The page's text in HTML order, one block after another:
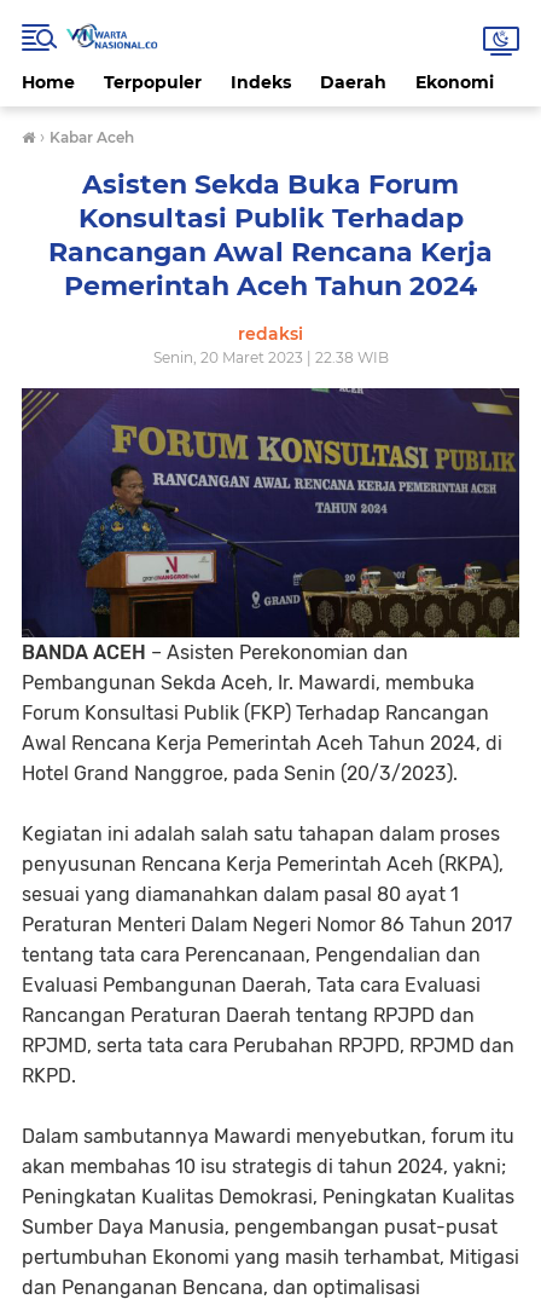
Home Terpopuler Indeks Daerah Ekonomi
› Kabar Aceh
Asisten Sekda Buka Forum
Konsultasi Publik Terhadap
Rancangan Awal Rencana Kerja
Pemerintah Aceh Tahun 2024
redaksi
Senin, 20 Maret 2023 | 22.38 WIB
BANDA ACEH – Asisten Perekonomian dan
Pembangunan Sekda Aceh, Ir. Mawardi, membuka
Forum Konsultasi Publik (FKP) Terhadap Rancangan
Awal Rencana Kerja Pemerintah Aceh Tahun 2024, di
Hotel Grand Nanggroe, pada Senin (20/3/2023).
Kegiatan ini adalah salah satu tahapan dalam proses
penyusunan Rencana Kerja Pemerintah Aceh (RKPA),
sesuai yang diamanahkan dalam pasal 80 ayat 1
Peraturan Menteri Dalam Negeri Nomor 86 Tahun 2017
tentang tata cara Perencanaan, Pengendalian dan
Evaluasi Pembangunan Daerah, Tata cara Evaluasi
Rancangan Peraturan Daerah tentang RPJPD dan
RPJMD, serta tata cara Perubahan RPJPD, RPJMD dan
RKPD.
Dalam sambutannya Mawardi menyebutkan, forum itu
akan membahas 10 isu strategis di tahun 2024, yakni;
Peningkatan Kualitas Demokrasi, Peningkatan Kualitas
Sumber Daya Manusia, pengembangan pusat-pusat
pertumbuhan Ekonomi yang masih terhambat, Mitigasi
dan Penanganan Bencana, dan optimalisasi